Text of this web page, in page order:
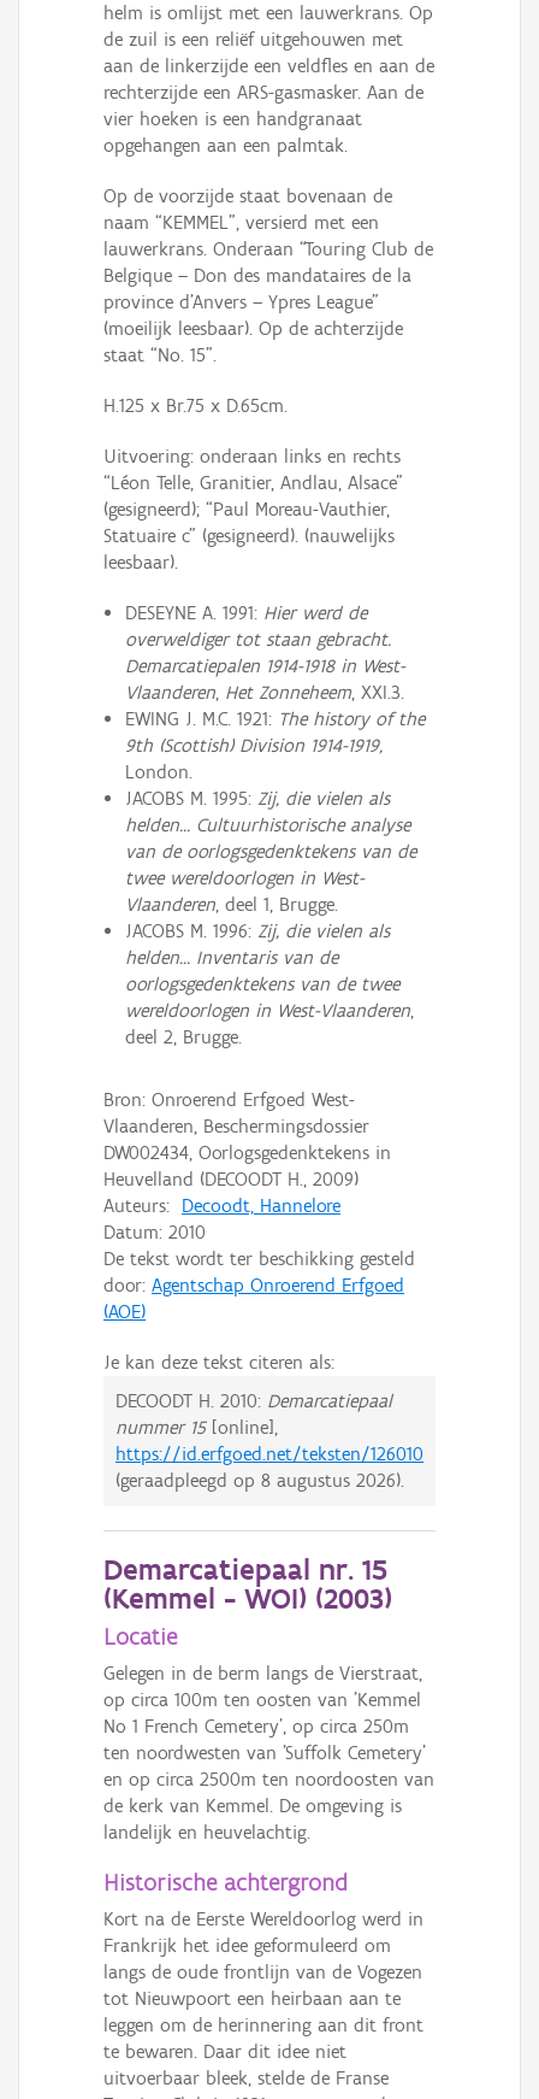
helm is omlijst met een lauwerkrans. Op
de zuil is een reliëf uitgehouwen met
aan de linkerzijde een veldfles en aan de
rechterzijde een ARS-gasmasker. Aan de
vier hoeken is een handgranaat
opgehangen aan een palmtak.
Op de voorzijde staat bovenaan de
naam “KEMMEL”, versierd met een
lauwerkrans. Onderaan “Touring Club de
Belgique – Don des mandataires de la
province d’Anvers – Ypres League"
(moeilijk leesbaar). Op de achterzijde
staat “No. 15”.
H.125 x Br.75 x D.65cm.
Uitvoering: onderaan links en rechts
“Léon Telle, Granitier, Andlau, Alsace”
(gesigneerd); “Paul Moreau-Vauthier,
Statuaire c” (gesigneerd). (nauwelijks
leesbaar).
DESEYNE A. 1991: Hier werd de
overweldiger tot staan gebracht.
Demarcatiepalen 1914-1918 in West-
Vlaanderen, Het Zonneheem, XXI.3.
EWING J. M.C. 1921: The history of the
9th (Scottish) Division 1914-1919,
London.
JACOBS M. 1995: Zij, die vielen als
helden... Cultuurhistorische analyse
van de oorlogsgedenktekens van de
twee wereldoorlogen in West-
Vlaanderen, deel 1, Brugge.
JACOBS M. 1996: Zij, die vielen als
helden... Inventaris van de
oorlogsgedenktekens van de twee
wereldoorlogen in West-Vlaanderen,
deel 2, Brugge.
Bron: Onroerend Erfgoed West-
Vlaanderen, Beschermingsdossier
DW002434, Oorlogsgedenktekens in
Heuvelland (DECOODT H., 2009)
Auteurs: Decoodt, Hannelore
Datum: 2010
De tekst wordt ter beschikking gesteld
door: Agentschap Onroerend Erfgoed
(AOE)
Je kan deze tekst citeren als:
DECOODT H. 2010: Demarcatiepaal
nummer 15[online],
https://id.erfgoed.net/teksten/126010
(geraadpleegd op 8 augustus 2026).
Demarcatiepaal nr. 15
(Kemmel - WOI) (2003)
Locatie
Gelegen in de berm langs de Vierstraat,
op circa 100m ten oosten van 'Kemmel
No 1 French Cemetery', op circa 250m
ten noordwesten van 'Suffolk Cemetery'
en op circa 2500m ten noordoosten van
de kerk van Kemmel. De omgeving is
landelijk en heuvelachtig.
Historische achtergrond
Kort na de Eerste Wereldoorlog werd in
Frankrijk het idee geformuleerd om
langs de oude frontlijn van de Vogezen
tot Nieuwpoort een heirbaan aan te
leggen om de herinnering aan dit front
te bewaren. Daar dit idee niet
uitvoerbaar bleek, stelde de Franse